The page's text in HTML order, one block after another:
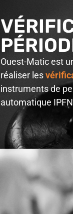
Ouest-Matic est
réaliser les
instruments de
automatique